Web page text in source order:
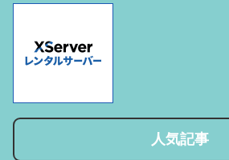
人気記事